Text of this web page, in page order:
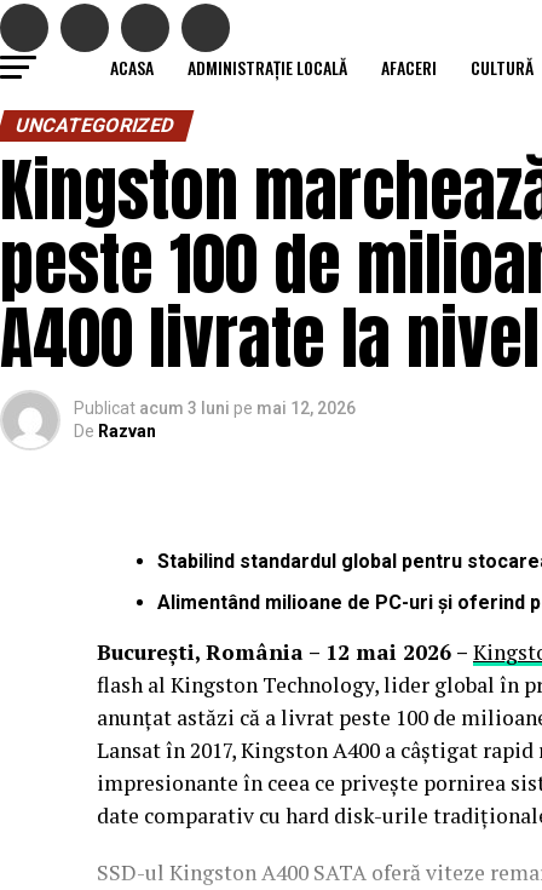
ACASA ADMINISTRAȚIE LOCALĂ AFACERI CULTURĂ
UNCATEGORIZED
Kingston
peste 100 de
A400 livrate la
Publicat acum 3 luni pe mai 12, 2026
De Razvan
Stabilind standardul global pentru
Alimentând milioane de PC-uri și oferind
București, România – 12 mai 2026 –
flash al Kingston Technology, lider global în
anunțat astăzi că a livrat peste 100 de
Lansat în 2017, Kingston A400 a câștigat
impresionante în ceea ce privește pornirea
date comparativ cu hard disk-urile
SSD-ul Kingston A400 SATA oferă viteze